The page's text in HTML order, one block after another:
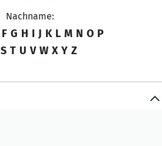
Nachname:
F G H I J K L M N O P
S T U V W X Y Z